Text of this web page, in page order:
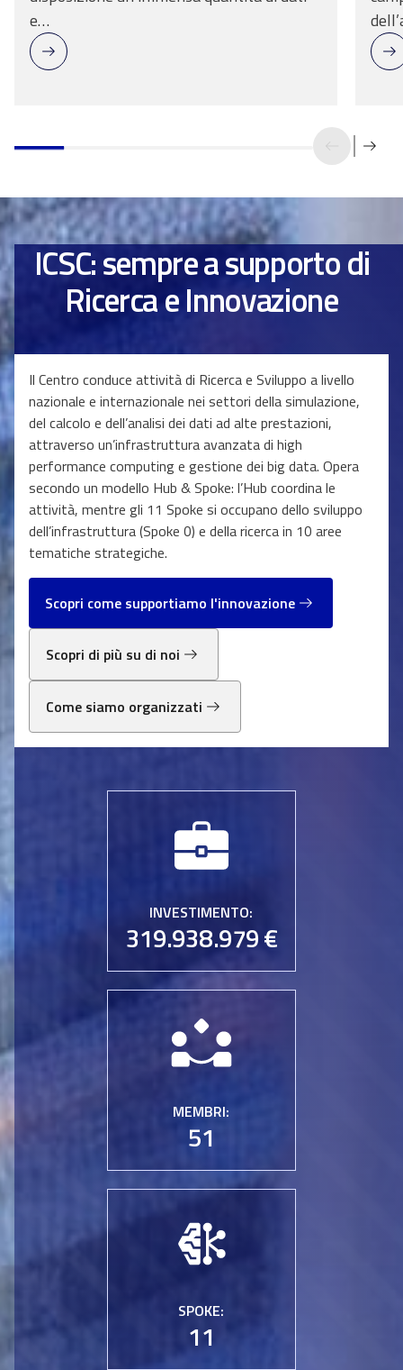
e…
ICSC: sempre a supporto di
Ricerca e Innovazione
Il Centro conduce attività di Ricerca e Sviluppo a livello
nazionale e internazionale nei settori della simulazione,
del calcolo e dell’analisi dei dati ad alte prestazioni,
attraverso un’infrastruttura avanzata di high
performance computing e gestione dei big data. Opera
secondo un modello Hub & Spoke: l’Hub coordina le
attività, mentre gli 11 Spoke si occupano dello sviluppo
dell’infrastruttura (Spoke 0) e della ricerca in 10 aree
tematiche strategiche.
Scopri come supportiamo l'innovazione
Scopri di più su di noi
Come siamo organizzati
INVESTIMENTO:
319.938.979 €
MEMBRI:
51
SPOKE:
11